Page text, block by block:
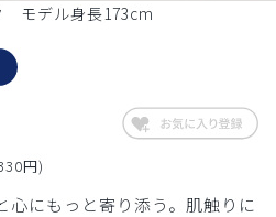
モデル身長173cm
円)
心にもっと寄り添う。肌触りに